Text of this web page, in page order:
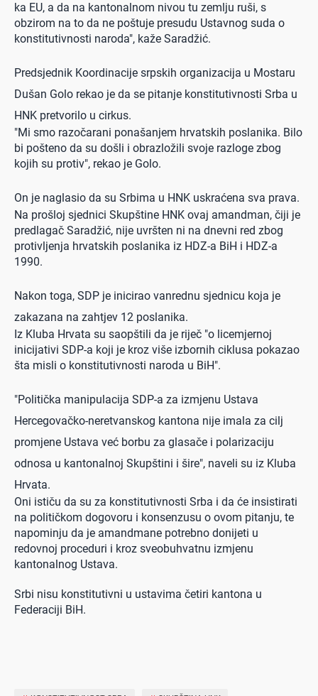
ka EU, a da na kantonalnom nivou tu zemlju ruši, s
obzirom na to da ne poštuje presudu Ustavnog suda o
konstitutivnosti naroda", kaže Saradžić.
Predsjednik Koordinacije srpskih organizacija u Mostaru
Dušan Golo rekao je da se pitanje konstitutivnosti Srba u
HNK pretvorilo u cirkus.
"Mi smo razočarani ponašanjem hrvatskih poslanika. Bilo
bi pošteno da su došli i obrazložili svoje razloge zbog
kojih su protiv", rekao je Golo.
On je naglasio da su Srbima u HNK uskraćena sva prava.
Na prošloj sjednici Skupštine HNK ovaj amandman, čiji je
predlagač Saradžić, nije uvršten ni na dnevni red zbog
protivljenja hrvatskih poslanika iz HDZ-a BiH i HDZ-a
1990.
Nakon toga, SDP je inicirao vanrednu sjednicu koja je
zakazana na zahtjev 12 poslanika.
Iz Kluba Hrvata su saopštili da je riječ "o licemjernoj
inicijativi SDP-a koji je kroz više izbornih ciklusa pokazao
šta misli o konstitutivnosti naroda u BiH".
"Politička manipulacija SDP-a za izmjenu Ustava
Hercegovačko-neretvanskog kantona nije imala za cilj
promjene Ustava već borbu za glasače i polarizaciju
odnosa u kantonalnoj Skupštini i šire", naveli su iz Kluba
Hrvata.
Oni ističu da su za konstitutivnosti Srba i da će insistirati
na političkom dogovoru i konsenzusu o ovom pitanju, te
napominju da je amandmane potrebno donijeti u
redovnoj proceduri i kroz sveobuhvatnu izmjenu
kantonalnog Ustava.
Srbi nisu konstitutivni u ustavima četiri kantona u
Federaciji BiH.